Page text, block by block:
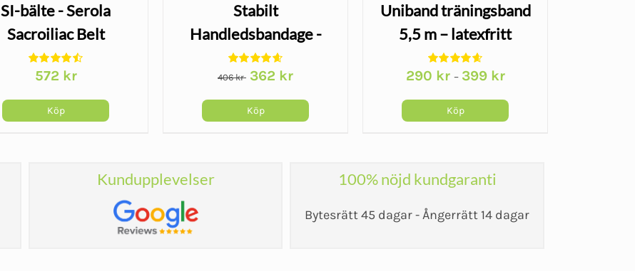
SI-bälte - Serola
Sacroiliac Belt
572 kr
Köp
Stabilt
Handledsbandage -
Wrist Lacer
406kr Det
priset
362 krDet
Köp
Uniband träningsband
5,5 m – latexfritt
gummiband
290 kr – 399 kr
Köp
Kundupplevelser 100% nöjd kundgaranti
Bytesrätt 45 dagar - Ångerrätt 14 dagar